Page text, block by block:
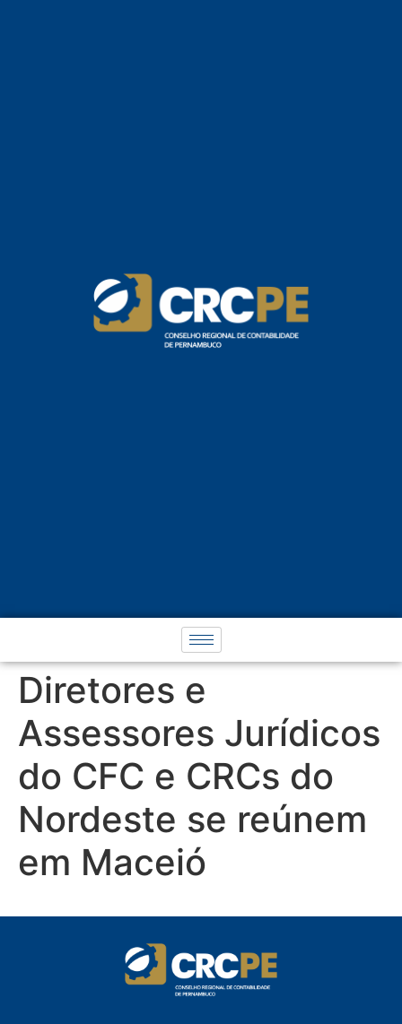
Diretores e
Assessores Jurídicos
do CFC e CRCs do
Nordeste se reúnem
em Maceió